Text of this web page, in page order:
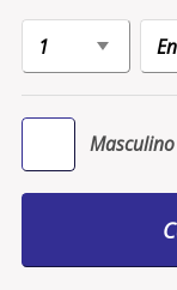
Masculino